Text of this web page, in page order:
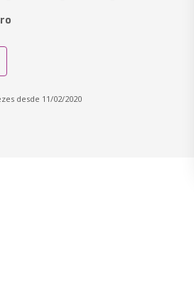
desde 11/02/2020